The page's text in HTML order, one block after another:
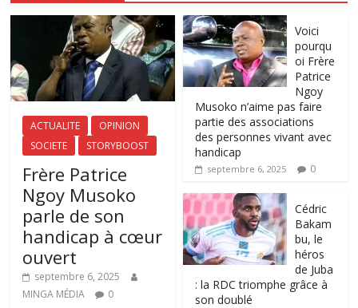
ACTUALITE
OPINION
SOCIETE
STORYBOOST
Frère Patrice
Ngoy Musoko
parle de son
handicap à cœur
ouvert
septembre 6, 2025
MINGA MÉDIA
0
Voici
pourqu
oi Frère
Patrice
Ngoy
Musoko n’aime pas faire
partie des associations
des personnes vivant avec
handicap
septembre 6, 2025 0
‎Cédric
Bakam
bu, le
héros
de Juba
: la RDC triomphe grâce à
son doublé